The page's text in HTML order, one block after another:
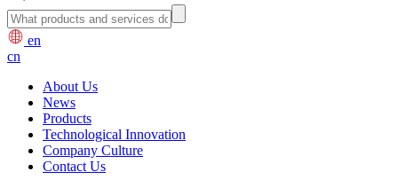
en
cn
About Us
News
Products
Technological Innovation
Company Culture
Contact Us